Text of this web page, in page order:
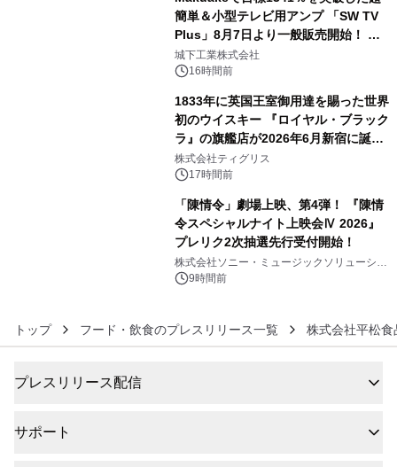
簡単＆小型テレビ用アンプ 「SW TV
Plus」8月7日より一般販売開始！ ケ
ーブル1本つなぐだけ、テレビの音が
ぐっと豊かに
城下工業株式会社
16時間前
1833年に英国王室御用達を賜った世界
初のウイスキー 『ロイヤル・ブラック
ラ』の旗艦店が2026年6月新宿に誕
生 バカルディ ジャパンと連携した
没入型バー「BAR Arca」
株式会社ティグリス
17時間前
「陳情令」劇場上映、第4弾！ 『陳情
令スペシャルナイト上映会Ⅳ 2026』
プレリク2次抽選先行受付開始！
株式会社ソニー・ミュージックソリューショ
ンズ9時間前
トップ フード・飲食のプレスリリース一覧 株式会社平松食
プレスリリース配信
サポート